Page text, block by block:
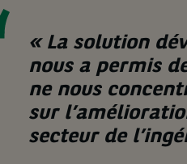
« La solution
nous a permis
ne nous
sur
secteur de